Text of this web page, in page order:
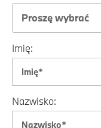
Proszę wybrać
Imię:
Nazwisko: